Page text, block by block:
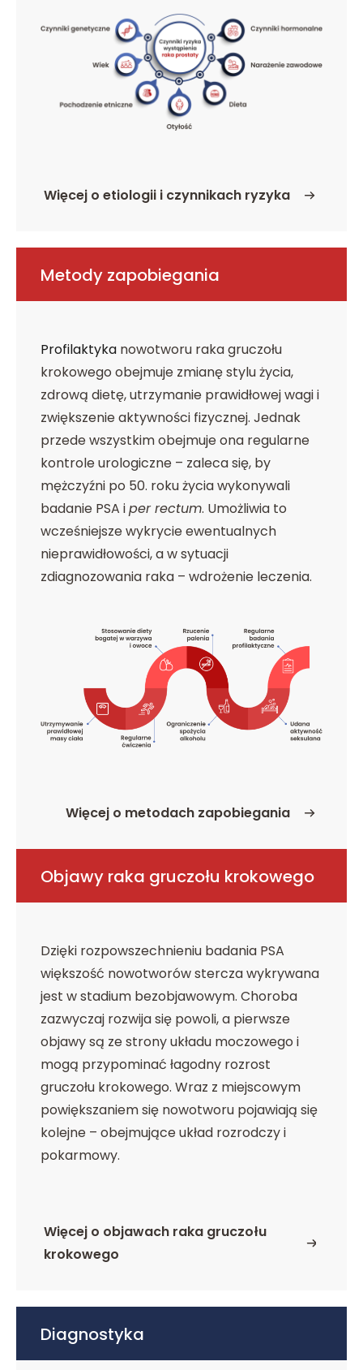
Więcej o etiologii i czynnikach ryzyka
o Etiologia i czynniki ryzyka
Metody zapobiegania
Profilaktyka nowotworu raka gruczołu
krokowego obejmuje zmianę stylu życia,
zdrową dietę, utrzymanie prawidłowej wagi i
zwiększenie aktywności fizycznej. Jednak
przede wszystkim obejmuje ona regularne
kontrole urologiczne – zaleca się, by
mężczyźni po 50. roku życia wykonywali
badanie PSA iper rectum. Umożliwia to
wcześniejsze wykrycie ewentualnych
nieprawidłowości, a w sytuacji
zdiagnozowania raka – wdrożenie leczenia.
Więcej o metodach zapobiegania
o Metody zapobiegania
Objawy raka gruczołu krokowego
Dzięki rozpowszechnieniu badania PSA
większość nowotworów stercza wykrywana
jest w stadium bezobjawowym. Choroba
zazwyczaj rozwija się powoli, a pierwsze
objawy są ze strony układu moczowego i
mogą przypominać łagodny rozrost
gruczołu krokowego. Wraz z miejscowym
powiększaniem się nowotworu pojawiają się
kolejne – obejmujące układ rozrodczy i
pokarmowy.
Więcej o objawach raka gruczołu
krokowego
o Objawy raka gruczołu krokowego
Diagnostyka